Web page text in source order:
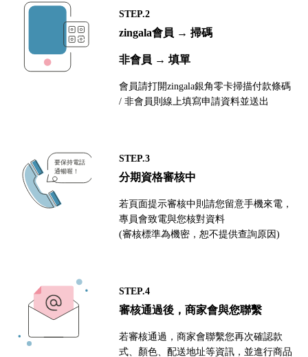
STEP.2
zingala會員 → 掃碼
非會員 → 填單
會員請打開zingala銀角零卡掃描付款條碼
/ 非會員則線上填寫申請資料並送出
STEP.3
分期資格審核中
若頁面提示審核中則請您留意手機來電，
專員會致電與您核對資料
(審核標準為機密，恕不提供查詢原因)
STEP.4
審核通過後，商家會與您聯繫
若審核通過，商家會聯繫您再次確認款
式、顏色、配送地址等資訊，並進行商品